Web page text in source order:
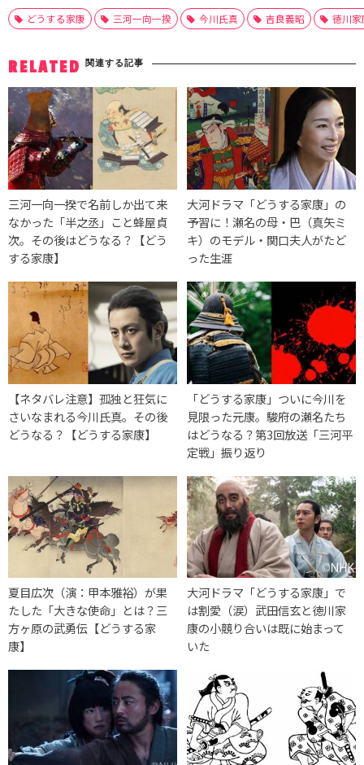
どうする家康 三河一向一揆 今川氏真 吉良義昭 徳川家
RELATED 関連する記事
三河一向一揆で名前しか出て来
なかった「半之丞」こと蜂屋貞
次。その後はどうなる？【どう
する家康】
大河ドラマ「どうする家康」の
予習に！瀬名の母・巴（真矢ミ
キ）のモデル・関口夫人がたど
った生涯
【ネタバレ注意】孤独と狂気に
さいなまれる今川氏真。その後
どうなる？【どうする家康】
「どうする家康」ついに今川を
見限った元康。駿府の瀬名たち
はどうなる？第3回放送「三河平
定戦」振り返り
夏目広次（演：甲本雅裕）が果
たした「大きな使命」とは？三
方ヶ原の武勇伝【どうする家
康】
大河ドラマ「どうする家康」で
は割愛（涙）武田信玄と徳川家
康の小競り合いは既に始まって
いた